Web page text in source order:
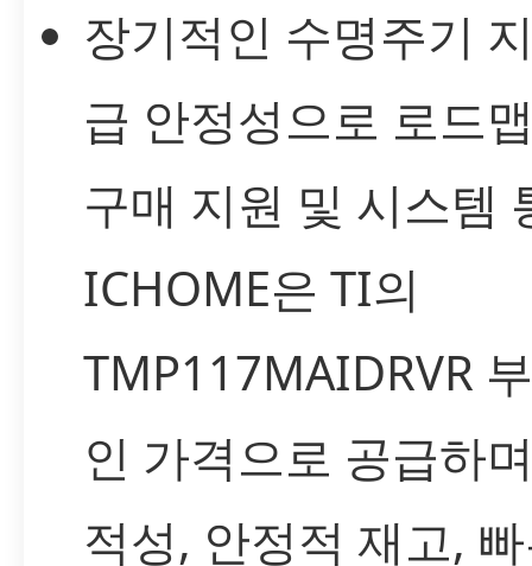
장기적인 수명주기
급 안정성으로 로드
구매 지원 및 시스템
ICHOME은 TI의
TMP117MAIDRVR
인 가격으로 공급하
적성, 안정적 재고,